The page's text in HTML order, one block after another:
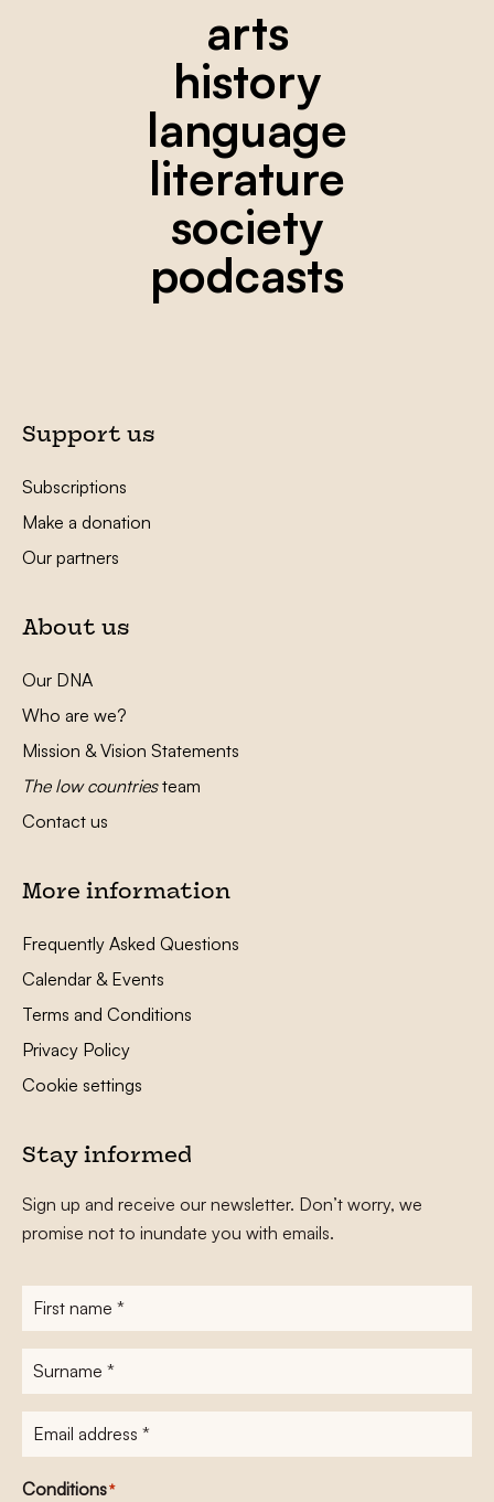
arts
history
language
literature
society
podcasts
Support us
Subscriptions
Make a donation
Our partners
About us
Our DNA
Who are we?
Mission & Vision Statements
The low countriesteam
Contact us
More information
Frequently Asked Questions
Calendar & Events
Terms and Conditions
Privacy Policy
Cookie settings
Stay informed
Sign up and receive our newsletter. Don’t worry, we
promise not to inundate you with emails.
First
name*
Surname
E-
mailadres*
Conditions*